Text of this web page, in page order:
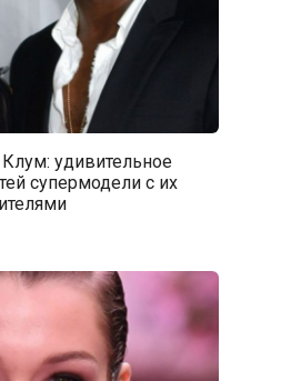
удивительное
супермодели с их